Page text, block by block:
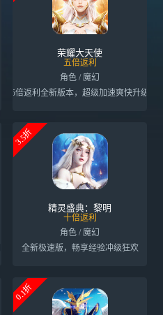
荣耀大天使
五倍返利
角色 / 魔幻
5倍返利全新版本，超级加速爽快升级
3.5折
精灵盛典：黎明
十倍返利
角色 / 魔幻
全新极速版，畅享经验冲级狂欢
0.1折